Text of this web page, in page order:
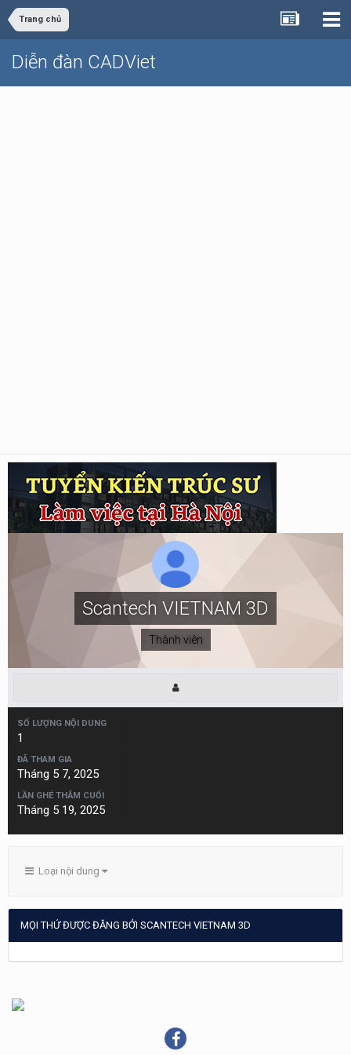
Trang chủ
Diễn đàn CADViet
Scantech VIETNAM 3D
Thành viên
SỐ LƯỢNG NỘI DUNG
1
ĐÃ THAM GIA
Tháng 5 7, 2025
LẦN GHÉ THĂM CUỐI
Tháng 5 19, 2025
Loại nội dung
MỌI THỨ ĐƯỢC ĐĂNG BỞI SCANTECH VIETNAM 3D